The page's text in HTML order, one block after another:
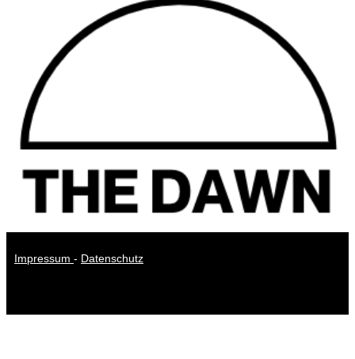
Impressum - Datenschutz